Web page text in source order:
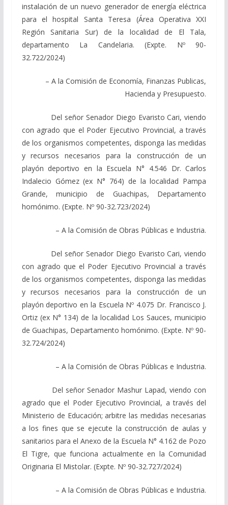
instalación de un nuevo generador de energía eléctrica
para el hospital Santa Teresa (Área Operativa XXI
Región Sanitaria Sur) de la localidad de El Tala,
departamento La Candelaria. (Expte. Nº 90-
32.722/2024)
– A la Comisión de Economía, Finanzas Publicas,
Hacienda y Presupuesto.
Del señor Senador Diego Evaristo Cari, viendo
con agrado que el Poder Ejecutivo Provincial, a través
de los organismos competentes, disponga las medidas
y recursos necesarios para la construcción de un
playón deportivo en la Escuela N° 4.546 Dr. Carlos
Indalecio Gómez (ex N° 764) de la localidad Pampa
Grande, municipio de Guachipas, Departamento
homónimo. (Expte. Nº 90-32.723/2024)
– A la Comisión de Obras Públicas e Industria.
Del señor Senador Diego Evaristo Cari, viendo
con agrado que el Poder Ejecutivo Provincial a través
de los organismos competentes, disponga las medidas
y recursos necesarios para la construcción de un
playón deportivo en la Escuela Nº 4.075 Dr. Francisco J.
Ortiz (ex N° 134) de la localidad Los Sauces, municipio
de Guachipas, Departamento homónimo. (Expte. Nº 90-
32.724/2024)
– A la Comisión de Obras Públicas e Industria.
Del señor Senador Mashur Lapad, viendo con
agrado que el Poder Ejecutivo Provincial, a través del
Ministerio de Educación; arbitre las medidas necesarias
a los fines que se ejecute la construcción de aulas y
sanitarios para el Anexo de la Escuela N° 4.162 de Pozo
El Tigre, que funciona actualmente en la Comunidad
Originaria El Mistolar. (Expte. Nº 90-32.727/2024)
– A la Comisión de Obras Públicas e Industria.